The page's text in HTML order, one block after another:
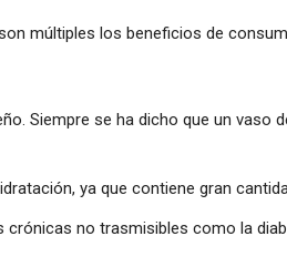
múltiples los beneficios de
Siempre se ha dicho que un vaso
ya que contiene gran
crónicas no trasmisibles como la